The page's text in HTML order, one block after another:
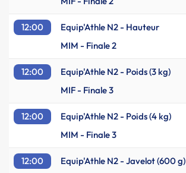
12:00 Equip'Athle N2 - Hauteur
MIM - Finale 2
12:00 Equip'Athle N2 - Poids (3 kg)
MIF - Finale 3
12:00 Equip'Athle N2 - Poids (4 kg)
MIM - Finale 3
12:00 Equip'Athle N2 - Javelot (600 g)